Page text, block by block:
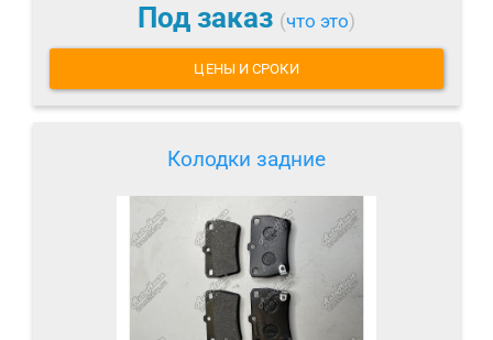
Под заказ (что это)
ЦЕНЫ И СРОКИ
Колодки задние